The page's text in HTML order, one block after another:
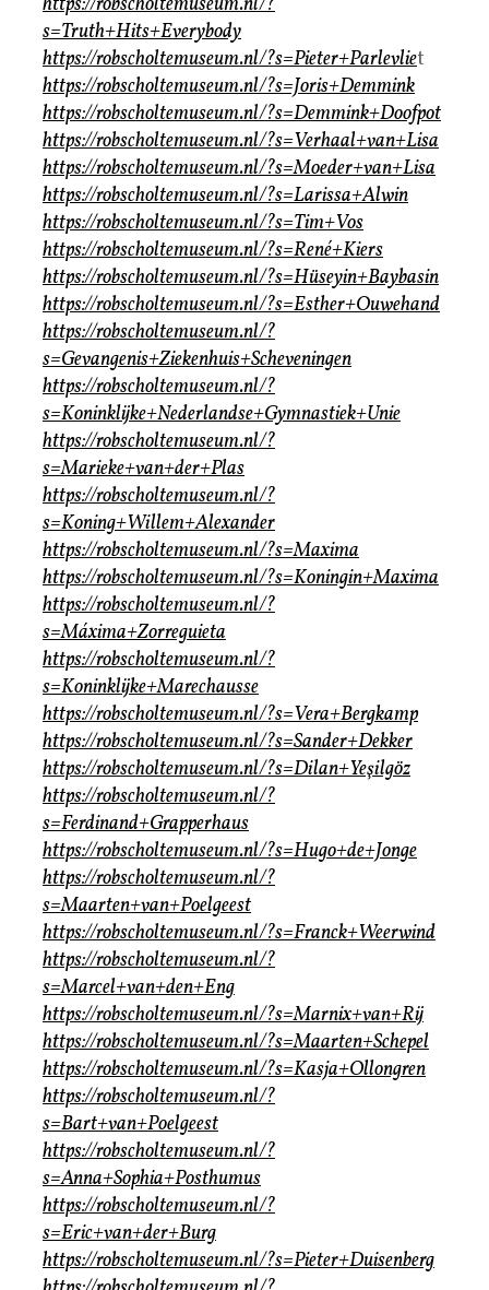
s=Truth+Hits+Everybody
https://robscholtemuseum.nl/?s=Pieter+Parlevliet
https://robscholtemuseum.nl/?s=Joris+Demmink
https://robscholtemuseum.nl/?s=Demmink+Doofpot
https://robscholtemuseum.nl/?s=Verhaal+van+Lisa
https://robscholtemuseum.nl/?s=Moeder+van+Lisa
https://robscholtemuseum.nl/?s=Larissa+Alwin
https://robscholtemuseum.nl/?s=Tim+Vos
https://robscholtemuseum.nl/?s=René+Kiers
https://robscholtemuseum.nl/?s=Hüseyin+Baybasin
https://robscholtemuseum.nl/?s=Esther+Ouwehand
https://robscholtemuseum.nl/?
s=Gevangenis+Ziekenhuis+Scheveningen
https://robscholtemuseum.nl/?
s=Koninklijke+Nederlandse+Gymnastiek+Unie
https://robscholtemuseum.nl/?
s=Marieke+van+der+Plas
https://robscholtemuseum.nl/?
s=Koning+Willem+Alexander
https://robscholtemuseum.nl/?s=Maxima
https://robscholtemuseum.nl/?s=Koningin+Maxima
https://robscholtemuseum.nl/?
s=Máxima+Zorreguieta
https://robscholtemuseum.nl/?
s=Koninklijke+Marechausse
https://robscholtemuseum.nl/?s=Vera+Bergkamp
https://robscholtemuseum.nl/?s=Sander+Dekker
https://robscholtemuseum.nl/?s=Dilan+Yeşilgöz
https://robscholtemuseum.nl/?
s=Ferdinand+Grapperhaus
https://robscholtemuseum.nl/?s=Hugo+de+Jonge
https://robscholtemuseum.nl/?
s=Maarten+van+Poelgeest
https://robscholtemuseum.nl/?s=Franck+Weerwind
https://robscholtemuseum.nl/?
s=Marcel+van+den+Eng
https://robscholtemuseum.nl/?s=Marnix+van+Rij
https://robscholtemuseum.nl/?s=Maarten+Schepel
https://robscholtemuseum.nl/?s=Kasja+Ollongren
https://robscholtemuseum.nl/?
s=Bart+van+Poelgeest
https://robscholtemuseum.nl/?
s=Anna+Sophia+Posthumus
https://robscholtemuseum.nl/?
s=Eric+van+der+Burg
https://robscholtemuseum.nl/?s=Pieter+Duisenberg